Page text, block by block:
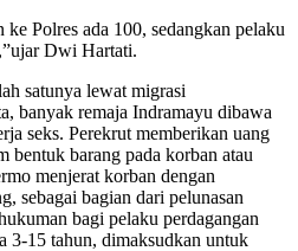
Polres ada 100, sedangkan pelaku
Dwi Hartati.
satunya lewat migrasi
banyak remaja Indramayu dibawa
seks. Perekrut memberikan uang
bentuk barang pada korban atau
menjerat korban dengan
sebagai bagian dari pelunasan
bagi pelaku perdagangan
3-15 tahun, dimaksudkan untuk